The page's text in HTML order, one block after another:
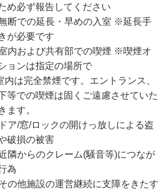
め必ず報告してください
断での延長・早めの入室 ※延長手
が必要です
内および共有部での喫煙 ※喫煙オ
ョンは指定の場所で
内は完全禁煙です。エントランス、
等での喫煙は固くご遠慮させていた
ます。
ア/窓/ロックの開けっ放しによる盗
破損の被害
隣からのクレーム(騒音等)につなが
為
の他施設の運営継続に支障をきたす